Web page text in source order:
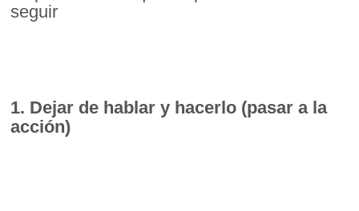
seguir
1. Dejar de hablar y hacerlo (pasar a la
acción)